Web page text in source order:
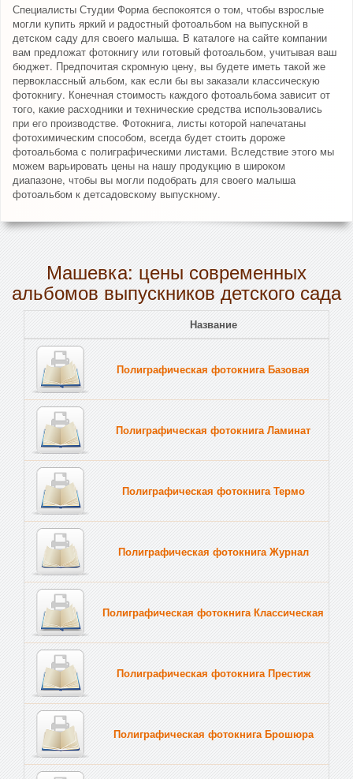
Специалисты Студии Форма беспокоятся о том, чтобы взрослые
могли купить яркий и радостный фотоальбом на выпускной в
детском саду для своего малыша. В каталоге на сайте компании
вам предложат фотокнигу или готовый фотоальбом, учитывая ваш
бюджет. Предпочитая скромную цену, вы будете иметь такой же
первоклассный альбом, как если бы вы заказали классическую
фотокнигу. Конечная стоимость каждого фотоальбома зависит от
того, какие расходники и технические средства использовались
при его производстве. Фотокнига, листы которой напечатаны
фотохимическим способом, всегда будет стоить дороже
фотоальбома с полиграфическими листами. Вследствие этого мы
можем варьировать цены на нашу продукцию в широком
диапазоне, чтобы вы могли подобрать для своего малыша
фотоальбом к детсадовскому выпускному.
Машевка: цены современных
альбомов выпускников детского сада
Название
Полиграфическая фотокнига Базовая
Полиграфическая фотокнига Ламинат
Полиграфическая фотокнига Термо
Полиграфическая фотокнига Журнал
Полиграфическая фотокнига Классическая
Полиграфическая фотокнига Престиж
Полиграфическая фотокнига Брошюра